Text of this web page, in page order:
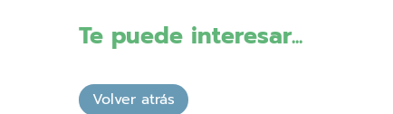
Te puede interesar...